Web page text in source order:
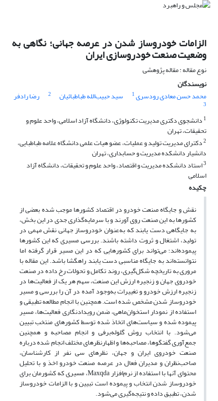
الزامات خودروساز شدن در عرصه جهانی؛ نگاهی به
وضعیت صنعت خودروسازی ایران
نوع مقاله : مقاله پژوهشی
نویسندگان
محمد حسن معادی رودسری1 سید حبیب‌الله طباطبائیان 2 رضا رادفر
3
1 دانشجوی دکتری مدیریت تکنولوژی، دانشگاه آزاد اسلامی، واحد علوم و
تحقیقات، تهران
2دکترای مدیریت تولید و عملیات، عضو هیات علمی دانشگاه علامه طباطبایی،
دانشیار دانشکده مدیریت و حسابداری، تهران
3استاد دانشکده مدیریت و اقتصاد، واحد علوم و تحقیقات، دانشگاه آزاد
اسلامی
چکیده
نقش و جایگاه صنعت خودرو در اقتصاد کشورها موجب شده بعضی از
کشورها به این صنعت روی آورند و با سرمایه‌گذاری جدی در این بخش،
به جایگاهی دست یابند که به‌عنوان خودروساز جهانی نقش مهمی در
تولید، اشتغال و ثروت داشته باشند. بررسی مسیری که این کشورها
پیموده‌اند؛ می‌تواند برای کشورهایی که در این مسیر قرار گرفته اما
نتوانسته‌اند به جایگاه مناسبی دست یابند راهگشا باشد. این مقاله با
مروری به تاریخچه شکل‌گیری، روند تکامل و تحولات رخ داده در صنعت
خودروی جهان و زنجیره ارزش این صنعت، سهم هر یک از فعالیت‌ها در
زنجیره ارزش خودرو و تغییرات به‌وجود آمده در آن را بررسی و مسیر
خودروساز شدن مشخص شده است. همچنین با انجام مطالعه تطبیقی و
استفاده از نمودار استخوان‌ماهی، ضمن رویدادنگاری فعالیت‌ها‌، مسیر
پیموده شده و سیاست‌های اتخاذ شده توسط کشورهای منتخب تبیین
می‌شود. با انتخاب روش گلوله‌برفی و انجام مصاحبه و همچنین
جمع‌آوری گفتگوها، مصاحبه‌ها و اظهار‌‌نظرهای مختلف انجام شده در‌باره
صنعت خودروی ایران و جهان، نظرهای سی نفر از کارشناسان،
صاحب‌نظران و مدیران فعال در عرصه صنعت خودرو اخذ و با تحلیل
محتوای آنها با استفاده از نرم‌افزار Maxqda، مسیر‌ی که کشورمان برای
خودروساز شدن انتخاب و پیموده است تبیین و با الزامات خودروساز
شدن، تطبیق داده و نتیجه‌گیری می‌شود.